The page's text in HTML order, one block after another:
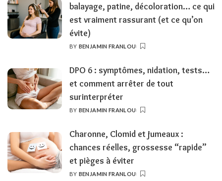
balayage, patine, décoloration… ce qui
est vraiment rassurant (et ce qu’on
évite)
POSTED
BY BENJAMIN FRANLOU
DPO 6 : symptômes, nidation, tests…
et comment arrêter de tout
surinterpréter
POSTED
BY BENJAMIN FRANLOU
Charonne, Clomid et jumeaux :
chances réelles, grossesse “rapide”
et pièges à éviter
POSTED
BY BENJAMIN FRANLOU